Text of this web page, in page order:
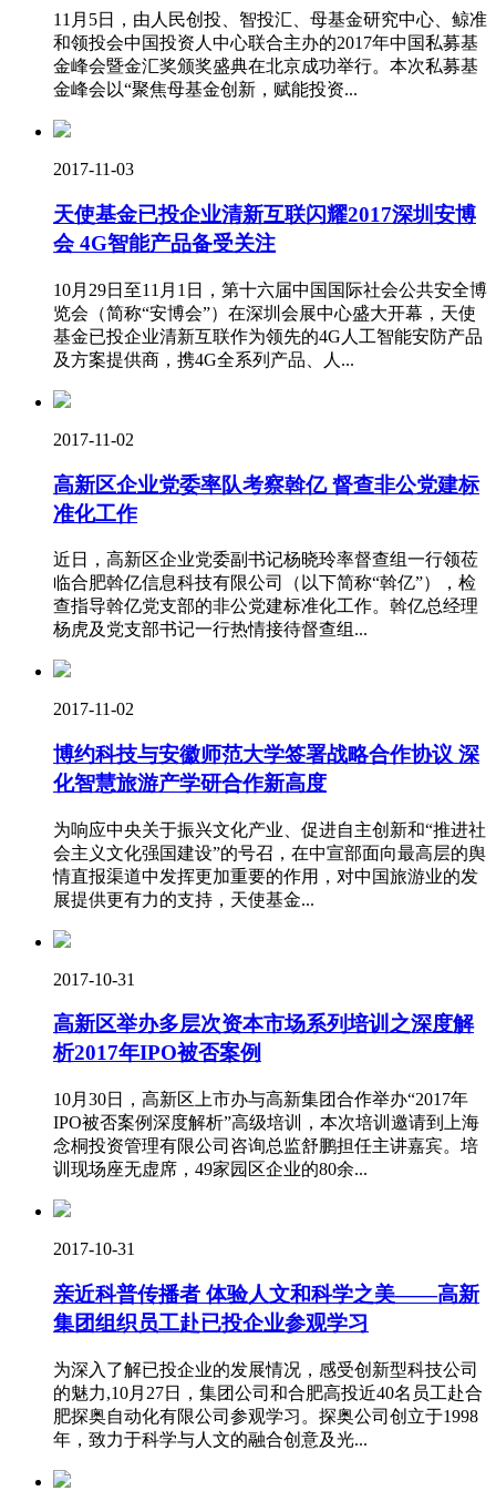
11月5日，由人民创投、智投汇、母基金研究中心、鲸准
和领投会中国投资人中心联合主办的2017年中国私募基
金峰会暨金汇奖颁奖盛典在北京成功举行。本次私募基
金峰会以“聚焦母基金创新，赋能投资...
2017-11-03
天使基金已投企业清新互联闪耀2017深圳安博
会 4G智能产品备受关注
10月29日至11月1日，第十六届中国国际社会公共安全博
览会（简称“安博会”）在深圳会展中心盛大开幕，天使
基金已投企业清新互联作为领先的4G人工智能安防产品
及方案提供商，携4G全系列产品、人...
2017-11-02
高新区企业党委率队考察斡亿 督查非公党建标
准化工作
近日，高新区企业党委副书记杨晓玲率督查组一行领莅
临合肥斡亿信息科技有限公司（以下简称“斡亿”），检
查指导斡亿党支部的非公党建标准化工作。斡亿总经理
杨虎及党支部书记一行热情接待督查组...
2017-11-02
博约科技与安徽师范大学签署战略合作协议 深
化智慧旅游产学研合作新高度
为响应中央关于振兴文化产业、促进自主创新和“推进社
会主义文化强国建设”的号召，在中宣部面向最高层的舆
情直报渠道中发挥更加重要的作用，对中国旅游业的发
展提供更有力的支持，天使基金...
2017-10-31
高新区举办多层次资本市场系列培训之深度解
析2017年IPO被否案例
10月30日，高新区上市办与高新集团合作举办“2017年
IPO被否案例深度解析”高级培训，本次培训邀请到上海
念桐投资管理有限公司咨询总监舒鹏担任主讲嘉宾。培
训现场座无虚席，49家园区企业的80余...
2017-10-31
亲近科普传播者 体验人文和科学之美——高新
集团组织员工赴已投企业参观学习
为深入了解已投企业的发展情况，感受创新型科技公司
的魅力,10月27日，集团公司和合肥高投近40名员工赴合
肥探奥自动化有限公司参观学习。探奥公司创立于1998
年，致力于科学与人文的融合创意及光...